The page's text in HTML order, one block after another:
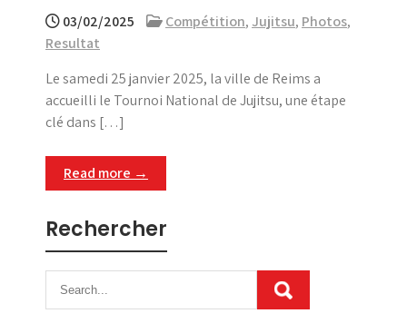
03/02/2025 Compétition, Jujitsu, Photos,
Resultat
Le samedi 25 janvier 2025, la ville de Reims a
accueilli le Tournoi National de Jujitsu, une étape
clé dans […]
Read more →
Rechercher